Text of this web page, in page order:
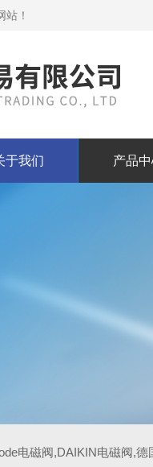
！
于我们 产品
电磁阀,DAIKIN电磁阀,